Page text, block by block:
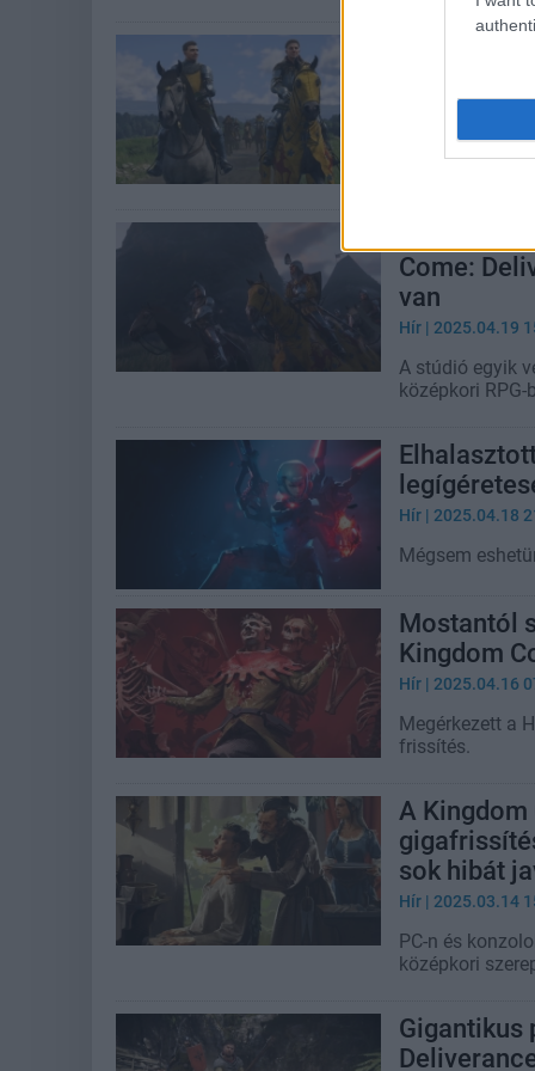
Come:
van
Hír | 2025.04.19
A stúdió egyik
középkori RPG-
Hír | 2025.04.18
Mégsem
Mostantól
Kingdom
Hír | 2025.04.16
Megérkezett a
frissítés.
A Kingdom
sok hibát
Hír | 2025.03.14
PC-n és
középkori
Gigantikus